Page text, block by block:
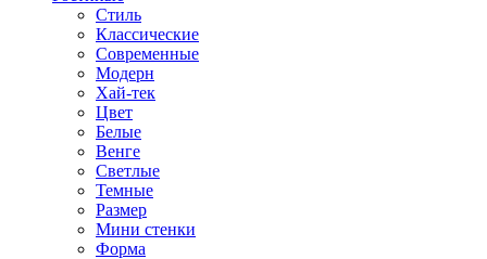
Стиль
Классические
Современные
Модерн
Хай-тек
Цвет
Белые
Венге
Светлые
Темные
Размер
Мини стенки
Форма